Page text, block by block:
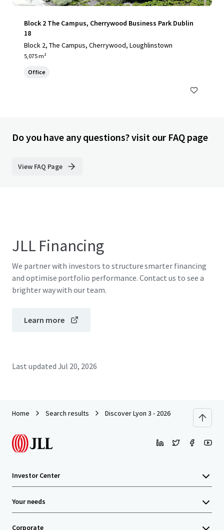
Block 2 The Campus, Cherrywood Business Park Dublin
18
Block 2, The Campus, Cherrywood, Loughlinstown
5,075 m²
Office
Do you have any questions? visit our FAQ page
View FAQ Page
JLL Financing
We partner with investors to structure smarter financing
and optimise portfolio performance. Contact us to see a
brighter way with our team.
Learn more
Last updated Jul 20, 2026
Home Search results Discover Lyon 3 - 2026
Investor Center
Your needs
Corporate